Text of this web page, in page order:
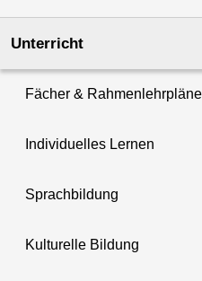
Unterricht
Fächer & Rahmenlehrpläne
Individuelles Lernen
Sprachbildung
Kulturelle Bildung